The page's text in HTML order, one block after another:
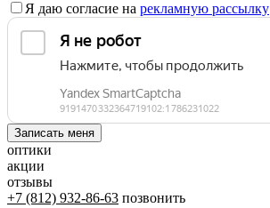
Я даю согласие на рекламную рассылку
оптики
акции
отзывы
+7 (812) 932-86-63 позвонить